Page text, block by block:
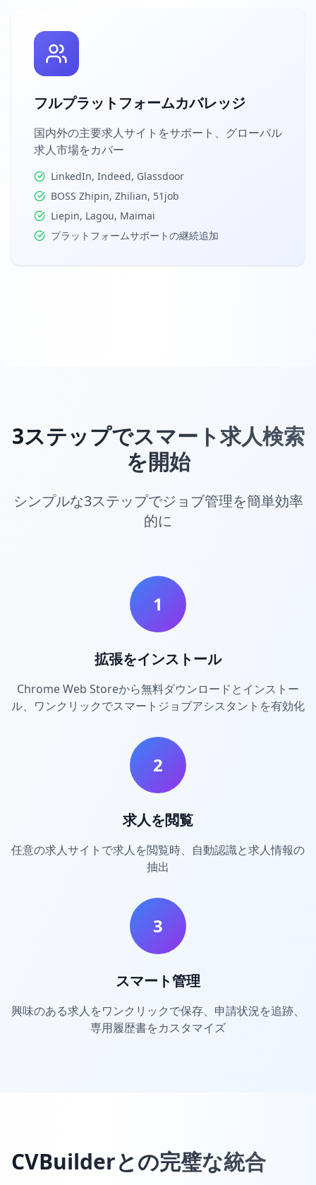
フルプラットフォームカバレッジ
国内外の主要求人サイトをサポート、グローバル
求人市場をカバー
LinkedIn, Indeed, Glassdoor
BOSS Zhipin, Zhilian, 51job
Liepin, Lagou, Maimai
プラットフォームサポートの継続追加
3ステップでスマート求人検索
を開始
シンプルな3ステップでジョブ管理を簡単効率
的に
1
拡張をインストール
Chrome Web Storeから無料ダウンロードとインストー
ル、ワンクリックでスマートジョブアシスタントを有効化
2
求人を閲覧
任意の求人サイトで求人を閲覧時、自動認識と求人情報の
抽出
3
スマート管理
興味のある求人をワンクリックで保存、申請状況を追跡、
専用履歴書をカスタマイズ
CVBuilderとの完璧な統合